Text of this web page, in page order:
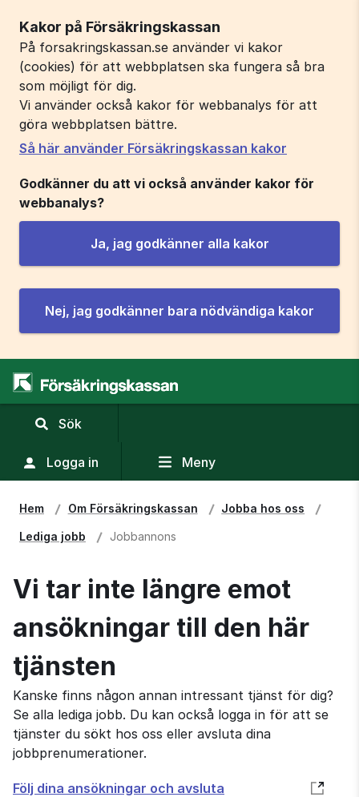
Kakor på Försäkringskassan
På forsakringskassan.se använder vi kakor
(cookies) för att webbplatsen ska fungera så bra
som möjligt för dig.
Vi använder också kakor för webbanalys för att
göra webbplatsen bättre.
Så här använder Försäkringskassan kakor
Godkänner du att vi också använder kakor för
webbanalys?
Ja, jag godkänner alla kakor
Nej, jag godkänner bara nödvändiga kakor
Sök
sökfält
Logga in Meny
Hem Om Försäkringskassan Jobba hos oss
Lediga jobb Jobbannons
Vi tar inte längre emot
ansökningar till den här
tjänsten
Kanske finns någon annan intressant tjänst för dig?
Se alla lediga jobb. Du kan också logga in för att se
tjänster du sökt hos oss eller avsluta dina
jobbprenumerationer.
Följ dina ansökningar och avsluta
Öppnas